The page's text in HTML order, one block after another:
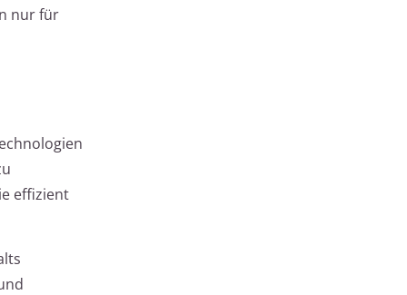
nur für
effizient